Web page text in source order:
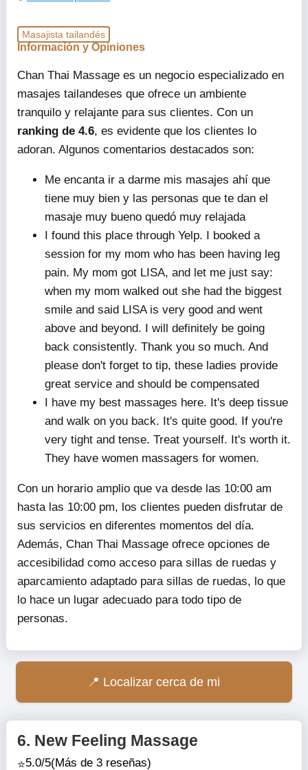
Masajista tailandés
Información y Opiniones
Chan Thai Massage es un negocio especializado en
masajes tailandeses que ofrece un ambiente
tranquilo y relajante para sus clientes. Con un
ranking de 4.6, es evidente que los clientes lo
adoran. Algunos comentarios destacados son:
Me encanta ir a darme mis masajes ahí que
tiene muy bien y las personas que te dan el
masaje muy bueno quedó muy relajada
I found this place through Yelp. I booked a
session for my mom who has been having leg
pain. My mom got LISA, and let me just say:
when my mom walked out she had the biggest
smile and said LISA is very good and went
above and beyond. I will definitely be going
back consistently. Thank you so much. And
please don't forget to tip, these ladies provide
great service and should be compensated
I have my best massages here. It's deep tissue
and walk on you back. It's quite good. If you're
very tight and tense. Treat yourself. It's worth it.
They have women massagers for women.
Con un horario amplio que va desde las 10:00 am
hasta las 10:00 pm, los clientes pueden disfrutar de
sus servicios en diferentes momentos del día.
Además, Chan Thai Massage ofrece opciones de
accesibilidad como acceso para sillas de ruedas y
aparcamiento adaptado para sillas de ruedas, lo que
lo hace un lugar adecuado para todo tipo de
personas.
Localizar cerca de mi
6. New Feeling Massage
5.0/5(Más de 3 reseñas)